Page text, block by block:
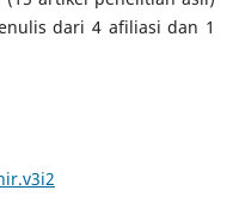
dari 4 afiliasi dan 1